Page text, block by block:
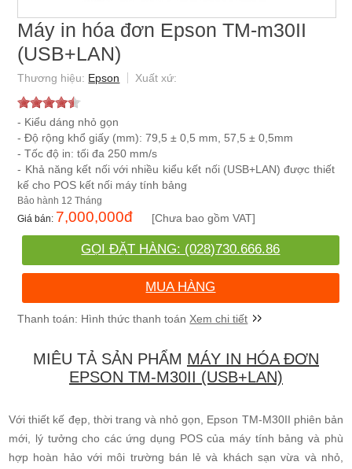
Máy in hóa đơn Epson TM-m30II
(USB+LAN)
Epson
- Kiểu dáng nhỏ gọn
- Độ rộng khổ giấy (mm): 79,5 ± 0,5 mm, 57,5 ± 0,5mm
- Tốc độ in: tối đa 250 mm/s
- Khả năng kết nối với nhiều kiểu kết nối (USB+LAN) được thiết
kế cho POS kết nối máy tính bảng
12 Tháng
7,000,000đ [Chưa bao gồm VAT]
GỌI ĐẶT HÀNG: (028)730.666.86
MUA HÀNG
Xem chi tiết
MIÊU TẢ SẢN PHẨM MÁY IN HÓA ĐƠN
EPSON TM-M30II (USB+LAN)
Với thiết kế đẹp, thời trang và nhỏ gọn, Epson TM-M30II phiên bản
mới, lý tưởng cho các ứng dụng POS của máy tính bảng và phù
hợp hoàn hảo với môi trường bán lẻ và khách sạn vừa và nhỏ,